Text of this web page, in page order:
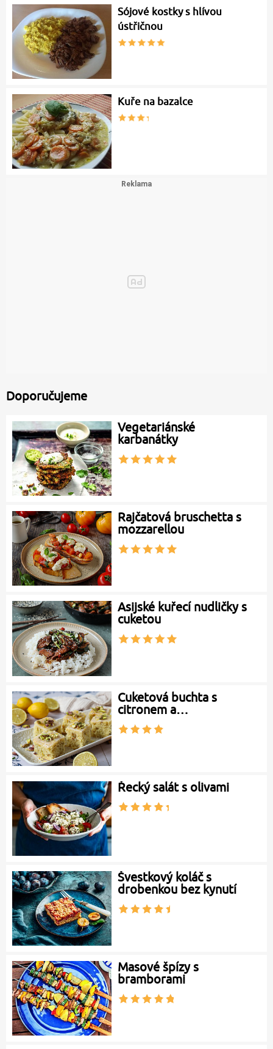
Sójové kostky s hlívou
ústřičnou
Kuře na bazalce
Doporučujeme
Vegetariánské
karbanátky
Rajčatová bruschetta s
mozzarellou
Asijské kuřecí nudličky s
cuketou
Cuketová buchta s
citronem a…
Řecký salát s olivami
Švestkový koláč s
drobenkou bez kynutí
Masové špízy s
bramborami